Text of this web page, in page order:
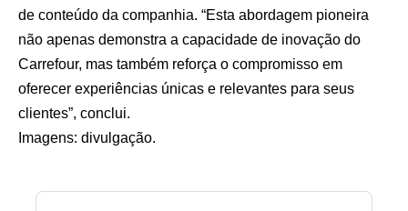
de conteúdo da companhia. “Esta abordagem pioneira
não apenas demonstra a capacidade de inovação do
Carrefour, mas também reforça o compromisso em
oferecer experiências únicas e relevantes para seus
clientes”, conclui.
Imagens: divulgação.